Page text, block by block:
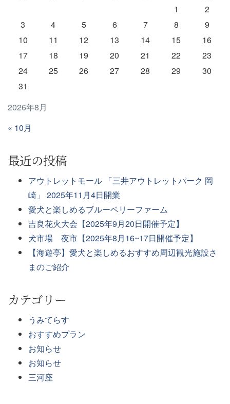
2026年8月
1
2
3
4 5 6 7 8
9
10
11 12 13 14 15
16
17
18 19 20 21 22
23
24
25 26 27 28 29
30
31
« 10月
最近の投稿
アウトレットモール 「三井アウトレットパーク 岡
崎」 2025年11月4日開業
愛犬と楽しめるブルーベリーファーム
吉良花火大会【2025年9月20日開催予定】
犬市場 夜市【2025年8月16~17日開催予定】
【海遊亭】愛犬と楽しめるおすすめ周辺観光施設さ
まのご紹介
カテゴリー
うみてらす
おすすめプラン
お知らせ
お知らせ
三河座